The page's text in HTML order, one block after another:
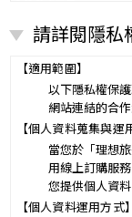
營業所：
甲乙雙方同意就本旅
第一條（國外旅遊之意
本契約所謂國外
遊。
赴中國大陸旅行者
第二條（適用之範圍
甲乙雙方關於本
中未約定者，適
第三條（旅遊團名
請詳閱隱私
【適用範圍】
以下隱私權保
網站連結的合
【個人資料蒐集與運
當您於「理想
用線上訂購服
您提供個人資
【個人資料運用方式】